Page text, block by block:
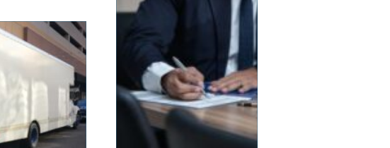
Mange søger
efter en
hvordan vurd...